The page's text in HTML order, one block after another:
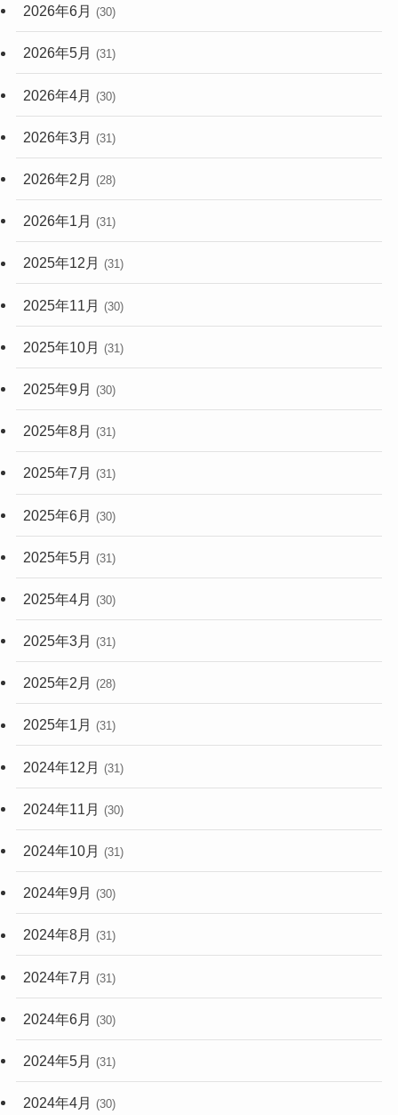
2026年6月 (30)
2026年5月 (31)
2026年4月 (30)
2026年3月 (31)
2026年2月 (28)
2026年1月 (31)
2025年12月 (31)
2025年11月 (30)
2025年10月 (31)
2025年9月 (30)
2025年8月 (31)
2025年7月 (31)
2025年6月 (30)
2025年5月 (31)
2025年4月 (30)
2025年3月 (31)
2025年2月 (28)
2025年1月 (31)
2024年12月 (31)
2024年11月 (30)
2024年10月 (31)
2024年9月 (30)
2024年8月 (31)
2024年7月 (31)
2024年6月 (30)
2024年5月 (31)
2024年4月 (30)